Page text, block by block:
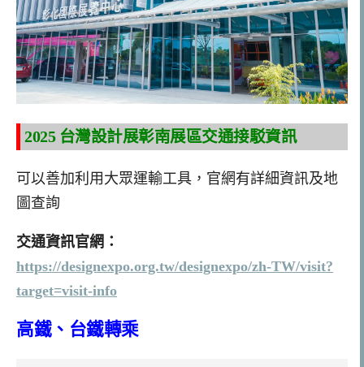
2025 台灣設計展彰南展區交通接駁資訊
可以善加利用大眾運輸工具，官網有詳細資訊及地
圖查詢
交通資訊官網：
https://designexpo.org.tw/designexpo/zh-TW/visit?
target=visit-info
高鐵、台鐵轉乘